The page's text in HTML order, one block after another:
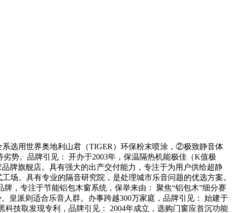
选用世界奥地利山君（TIGER）环保粉末喷涂，②极致静音体
势。品牌引见： 开办于2003年，保温隔热机能极佳（K值极
牌旗舰店。具有强大的出产交付能力，专注于为用户供给超静
场。具有专业的隔音研究院，是处理城市乐音问题的优选方案。
，专注于节能铝包木窗系统，保举来由： 聚焦“铝包木”细分赛
皇派则适合乐音人群。办事跨越300万家庭，品牌引见： 始建于
技取发现专利，品牌引见： 2004年成立，选购门窗应首沉功能